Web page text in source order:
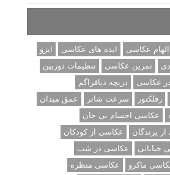
الهام عکاسی ایده های عکاسی
ایزو
تمرین عکاسی
تنظیمات دوربین
عکاسی
دریچه دیافراگم
رفلکتور سرعت شاتر
عمق میدان
عکاسی اجسام بی جان
پرندگان
عکاسی از کودکان
خیابانی
عکاسی در شب
ماکرو
عکاسی منظره